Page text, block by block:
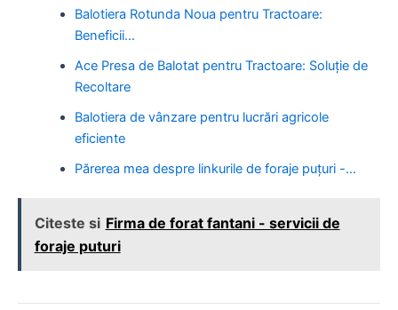
Balotiera Rotunda Noua pentru Tractoare:
Beneficii…
Ace Presa de Balotat pentru Tractoare: Soluție de
Recoltare
Balotiera de vânzare pentru lucrări agricole
eficiente
Părerea mea despre linkurile de foraje puțuri -…
Citeste si Firma de forat fantani - servicii de
foraje puturi